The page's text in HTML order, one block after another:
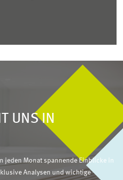
UNS IN
jeden Monat spannende Einblicke in
Analysen und wichtige